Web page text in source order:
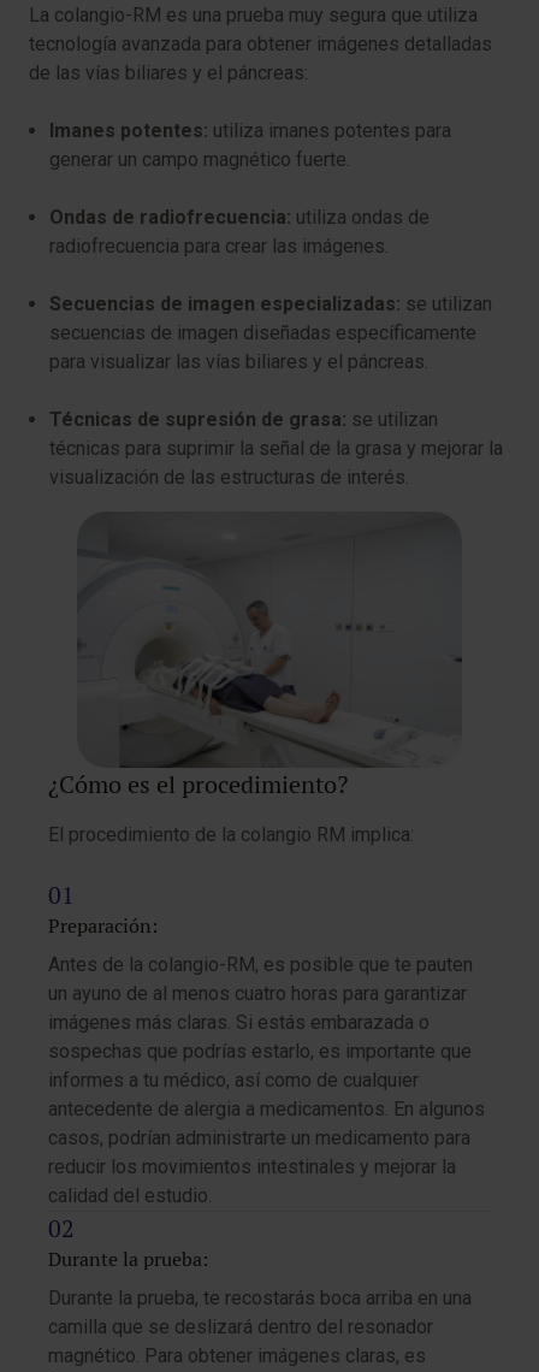
La colangio-RM es una prueba muy segura que utiliza
tecnología avanzada para obtener imágenes detalladas
de las vías biliares y el páncreas:
Imanes potentes: utiliza imanes potentes para
generar un campo magnético fuerte.
Ondas de radiofrecuencia: utiliza ondas de
radiofrecuencia para crear las imágenes.
Secuencias de imagen especializadas: se utilizan
secuencias de imagen diseñadas específicamente
para visualizar las vías biliares y el páncreas.
Técnicas de supresión de grasa: se utilizan
técnicas para suprimir la señal de la grasa y mejorar la
visualización de las estructuras de interés.
¿Cómo es el procedimiento?
El procedimiento de la colangio RM implica:
Preparación:
Antes de la colangio-RM, es posible que te pauten
un ayuno de al menos cuatro horas para garantizar
imágenes más claras. Si estás embarazada o
sospechas que podrías estarlo, es importante que
informes a tu médico, así como de cualquier
antecedente de alergia a medicamentos. En algunos
casos, podrían administrarte un medicamento para
reducir los movimientos intestinales y mejorar la
calidad del estudio.
Durante la prueba:
Durante la prueba, te recostarás boca arriba en una
camilla que se deslizará dentro del resonador
magnético. Para obtener imágenes claras, es